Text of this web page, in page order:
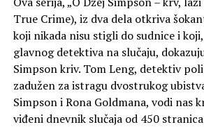
True Crime), iz dva dela otkriva
koji nikada nisu stigli do sudnice i
glavnog detektiva na slučaju,
Simpson kriv. Tom Leng, detektiv
zadužen za istragu dvostrukog
Simpson i Rona Goldmana, vodi nas
viđeni dnevnik slučaja od 450